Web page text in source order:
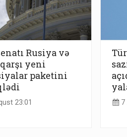
Rusiya və
yeni
paketini
23:01 7